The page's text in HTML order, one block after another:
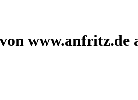
www.anfritz.de